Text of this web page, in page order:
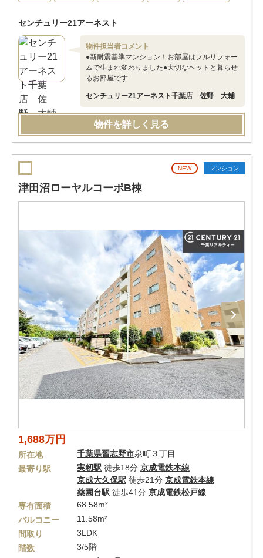
センチュリー21アーネスト
物件担当者コメント
●新耐震基準マンション！お部屋はフルリフォー
ムで生まれ変わりました●大切なペットと暮らせ
るお部屋です
センチュリー21アーネスト千葉店 佐野 大輔
物件を詳しく見る
NEW マンション
津田沼ローヤルコーポB棟
1,688万円
所在地 千葉県習志野市泉町３丁目
最寄り駅
実籾駅 徒歩18分 京成電鉄本線
京成大久保駅 徒歩21分 京成電鉄本線
薬園台駅 徒歩41分 京成電鉄松戸線
専有面積
68.58m²
バルコニー
11.58m²
間取り
3LDK
階数
3/5階